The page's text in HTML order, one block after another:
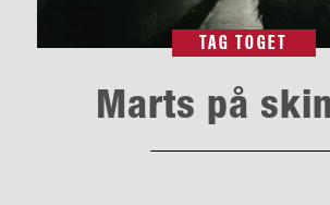
TAG TOGET
Marts på